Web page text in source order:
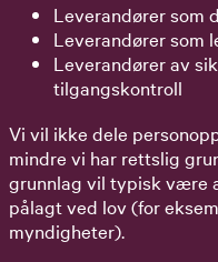
Leverandører som
Leverandører som
Leverandører av
tilgangskontroll
Vi vil ikke dele
mindre vi har rettslig
grunnlag vil typisk være
pålagt ved lov (for
myndigheter).